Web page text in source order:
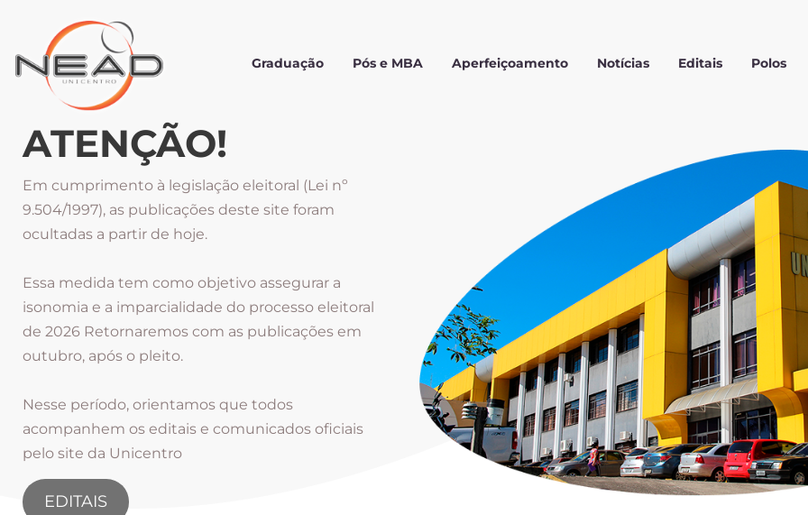
Graduação Pós e MBA Aperfeiçoamento Notícias Editais Polos
ATENÇÃO!
Em cumprimento à legislação eleitoral (Lei nº
9.504/1997), as publicações deste site foram
ocultadas a partir de hoje.
Essa medida tem como objetivo assegurar a
isonomia e a imparcialidade do processo eleitoral
de 2026 Retornaremos com as publicações em
outubro, após o pleito.
Nesse período, orientamos que todos
acompanhem os editais e comunicados oficiais
pelo site da Unicentro
EDITAIS